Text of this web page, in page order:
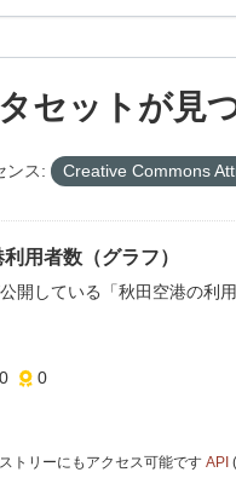
セットが見
ンス: Creative Commons
用者数（グラフ）
開している「秋田空港の利
0
トリーにもアクセス可能です API